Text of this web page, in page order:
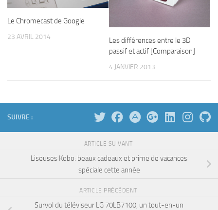
Le Chromecast de Google
23 AVRIL 2014
Les différences entre le 3D
passif et actif [Comparaison]
4 JANVIER 2013
SUIVRE :
ARTICLE SUIVANT
Liseuses Kobo: beaux cadeaux et prime de vacances
spéciale cette année
ARTICLE PRÉCÉDENT
Survol du téléviseur LG 70LB7100, un tout-en-un